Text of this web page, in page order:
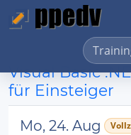
Visual Basic
für Einsteiger
Mo, 24. Aug